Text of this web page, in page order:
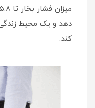
دهد و یک محیط
کند.